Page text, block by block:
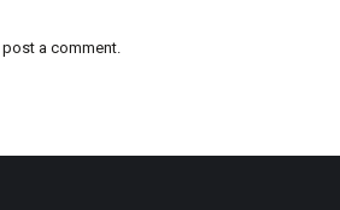
a comment.